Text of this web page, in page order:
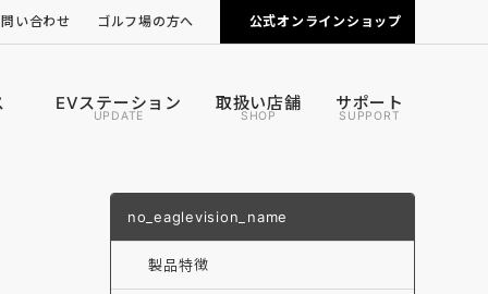
い合わせ ゴルフ場の方へ
カートナビの導入について
公式オンラインショップ
EVステーション
UPDATE
取扱い店舗
SHOP
サポート
SUPPORT
no_eaglevision_name
製品特徴